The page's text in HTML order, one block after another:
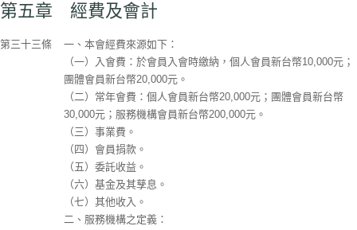
第五章 經費及會計
第三十三條
一、本會經費來源如下：
（一）入會費：於會員入會時繳納，個人會員新台幣10,000元；
團體會員新台幣20,000元。
（二）常年會費：個人會員新台幣20,000元；團體會員新台幣
30,000元；服務機構會員新台幣200,000元。
（三）事業費。
（四）會員捐款。
（五）委託收益。
（六）基金及其孳息。
（七）其他收入。
二、服務機構之定義：